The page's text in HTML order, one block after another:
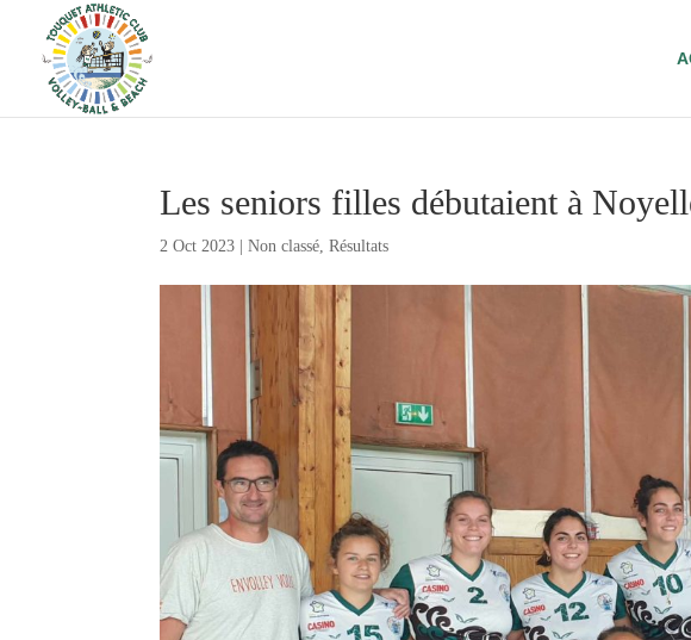
Les seniors filles débutaient à
2 Oct 2023 |Non classé,Résultats